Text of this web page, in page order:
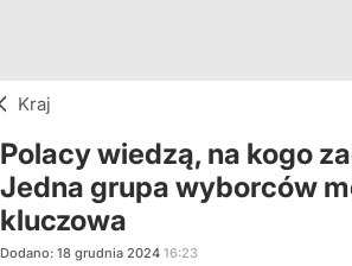
Kraj
Polacy wiedzą, na kogo
Jedna grupa wyborców
kluczowa
Dodano: 18 grudnia 2024 16:23